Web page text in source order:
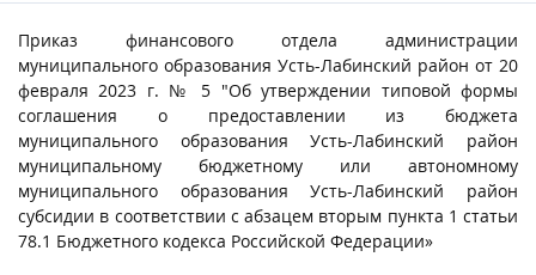
Приказ финансового отдела администрации
муниципального образования Усть-Лабинский район от 20
февраля 2023 г. № 5 "Об утверждении типовой формы
соглашения о предоставлении из бюджета
муниципального образования Усть-Лабинский район
муниципальному бюджетному или автономному
муниципального образования Усть-Лабинский район
субсидии в соответствии с абзацем вторым пункта 1 статьи
78.1 Бюджетного кодекса Российской Федерации»